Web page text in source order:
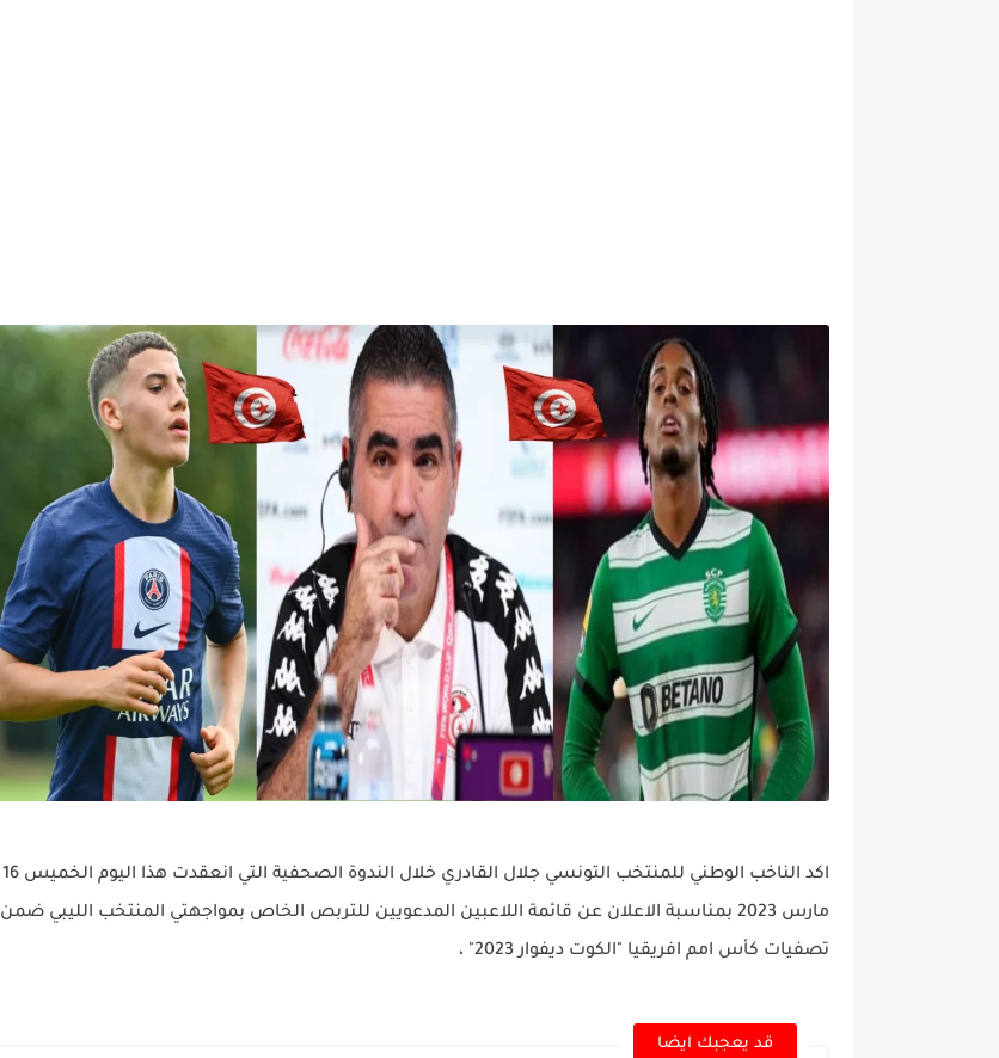
اكد الناخب الوطني للمنتخب التونسي جلال القادري خلال الندوة الصحفية التي انعقدت هذا اليوم الخميس 16
مارس 2023 بمناسبة الاعلان عن قائمة اللاعبين المدعويين للتربص الخاص بمواجهتي المنتخب الليبي ضمن
تصفيات كأس امم افريقيا "الكوت ديفوار 2023" ،
قد يعجبك ايضا